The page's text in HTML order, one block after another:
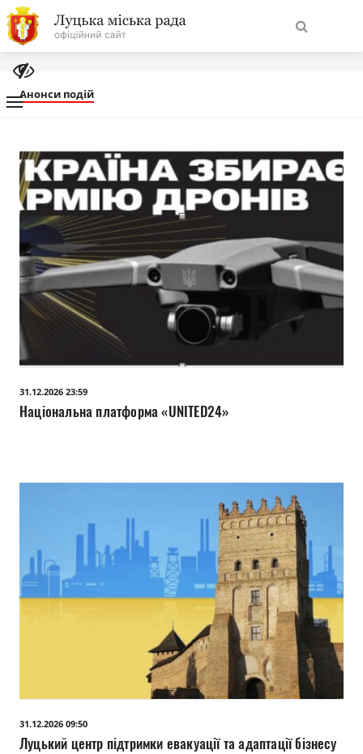
На
головну
Навігація
сайту
Про місто
Міська влада
Міська рада
Бюджет
Публічна інформація
Прозорість влади
Документи
Анонси подій
31.12.2026 23:59
Національна платформа «UNITED24»
31.12.2026 09:50
Луцький центр підтримки евакуації та адаптації бізнесу